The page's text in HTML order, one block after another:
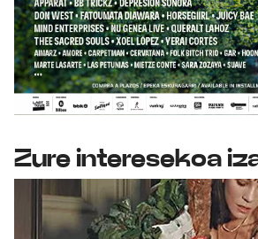
Zure interesekoa